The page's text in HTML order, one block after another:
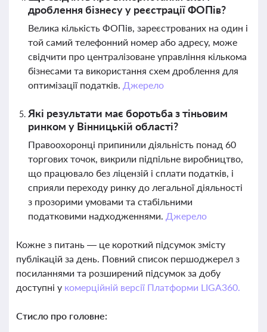
дроблення бізнесу у реєстрації ФОПів?
Велика кількість ФОПів, зареєстрованих на один і
той самий телефонний номер або адресу, може
свідчити про централізоване управління кількома
бізнесами та використання схем дроблення для
оптимізації податків. Джерело
Які результати має боротьба з тіньовим
ринком у Вінницькій області?
Правоохоронці припинили діяльність понад 60
торгових точок, викрили підпільне виробництво,
що працювало без ліцензій і сплати податків, і
сприяли переходу ринку до легальної діяльності
з прозорими умовами та стабільними
податковими надходженнями. Джерело
Кожне з питань — це короткий підсумок змісту
публікацій за день. Повний список першоджерел з
посиланнями та розширений підсумок за добу
доступні у комерційній версії Платформи LIGA360.
Стисло про головне: